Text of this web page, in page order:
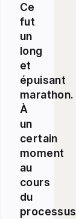
Ce
fut
un
long
et
épuisant
marathon.
À
un
certain
moment
au
cours
du
processus,